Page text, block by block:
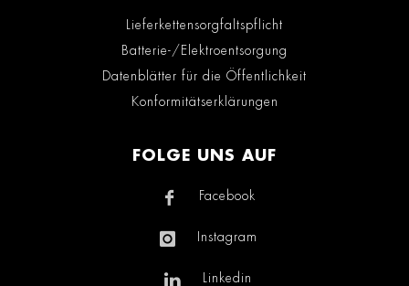
Lieferkettensorgfaltspflicht
Batterie-/Elektroentsorgung
Datenblätter für die Öffentlichkeit
Konformitätserklärungen
FOLGE UNS AUF
Facebook
Instagram
Linkedin